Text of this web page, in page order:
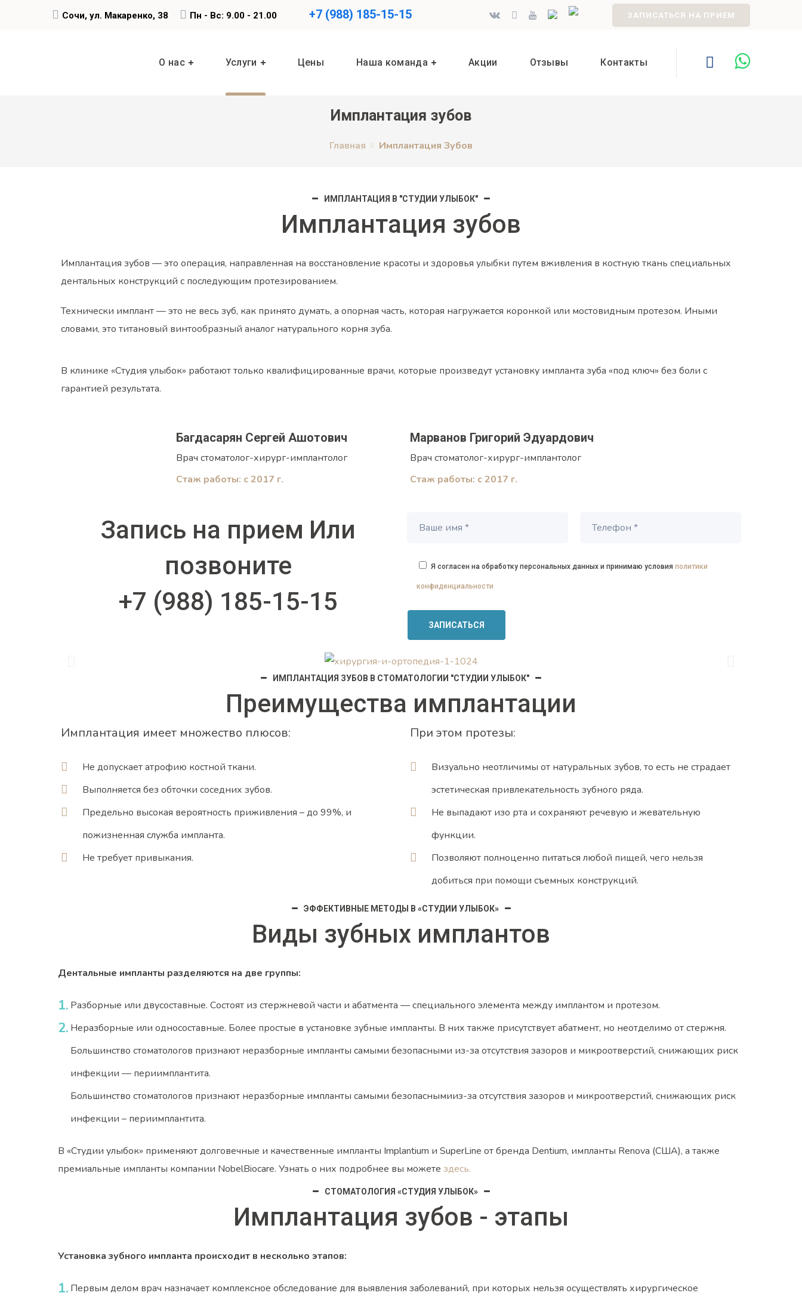
Сочи, ул. Макаренко, 38 Пн - Вс: 9.00 - 21.00 +7 (988) 185-15-15 ЗАПИСАТЬСЯ НА ПРИЕМ
О нас Услуги Цены Наша команда Акции Отзывы Контакты
Имплантация зубов
Главная Имплантация Зубов
ИМПЛАНТАЦИЯ В "СТУДИИ УЛЫБОК"
Имплантация зубов
Имплантация зубов — это операция, направленная на восстановление красоты и здоровья улыбки путем вживления в костную ткань специальных
дентальных конструкций с последующим протезированием.
Технически имплант — это не весь зуб, как принято думать, а опорная часть, которая нагружается коронкой или мостовидным протезом. Иными
словами, это титановый винтообразный аналог натурального корня зуба.
В клинике «Студия улыбок» работают только квалифицированные врачи, которые произведут установку импланта зуба «под ключ» без боли с
гарантией результата.
Багдасарян Сергей Ашотович
Врач стоматолог-хирург-имплантолог
Стаж работы: с 2017 г.
Марванов Григорий Эдуардович
Врач стоматолог-хирург-имплантолог
Стаж работы: с 2017 г.
Запись на прием Или
позвоните
+7 (988) 185-15-15
Я согласен на обработку персональных данных и принимаю условия политики
конфиденциальности
ИМПЛАНТАЦИЯ ЗУБОВ В СТОМАТОЛОГИИ "СТУДИИ УЛЫБОК"
Преимущества имплантации
Имплантация имеет множество плюсов:
Не допускает атрофию костной ткани.
Выполняется без обточки соседних зубов.
Предельно высокая вероятность приживления – до 99%, и
пожизненная служба импланта.
Не требует привыкания.
При этом протезы:
Визуально неотличимы от натуральных зубов, то есть не страдает
эстетическая привлекательность зубного ряда.
Не выпадают изо рта и сохраняют речевую и жевательную
функции.
Позволяют полноценно питаться любой пищей, чего нельзя
добиться при помощи съемных конструкций.
ЭФФЕКТИВНЫЕ МЕТОДЫ В «СТУДИИ УЛЫБОК»
Виды зубных имплантов
Дентальные импланты разделяются на две группы:
Разборные или двусоставные. Состоят из стержневой части и абатмента — специального элемента между имплантом и протезом.
Неразборные или односоставные. Более простые в установке зубные импланты. В них также присутствует абатмент, но неотделимо от стержня.
Большинство стоматологов признают неразборные импланты самыми безопасными из-за отсутствия зазоров и микроотверстий, снижающих риск
инфекции — периимплантита.
Большинство стоматологов признают неразборные импланты самыми безопаснымииз-за отсутствия зазоров и микроотверстий, снижающих риск
инфекции – периимплантита.
В «Студии улыбок» применяют долговечные и качественные импланты Implantium и SuperLine от бренда Dentium, импланты Renova (США), а также
премиальные импланты компании NobelBiocare. Узнать о них подробнее вы можете здесь.
СТОМАТОЛОГИЯ «СТУДИЯ УЛЫБОК»
Имплантация зубов - этапы
Установка зубного импланта происходит в несколько этапов:
Первым делом врач назначает комплексное обследование для выявления заболеваний, при которых нельзя осуществлять хирургическое